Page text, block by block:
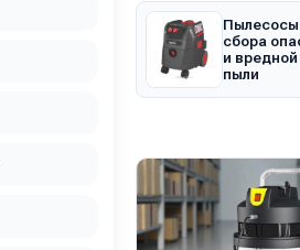
Пылесосы
сбора
и вредной
пыли